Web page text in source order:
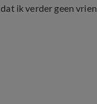
ik verder geen